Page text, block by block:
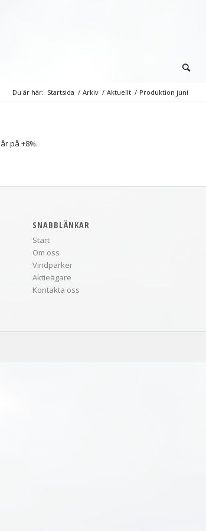
Du är här: Startsida / Arkiv / Aktuellt / Produktion juni
på +8%.
SNABBLÄNKAR
Start
Om oss
Vindparker
Aktieägare
Kontakta oss